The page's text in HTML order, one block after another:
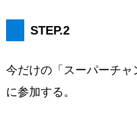
STEP.2
今だけの「スーパーチ
に参加する。